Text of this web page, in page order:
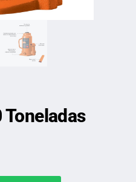
Toneladas